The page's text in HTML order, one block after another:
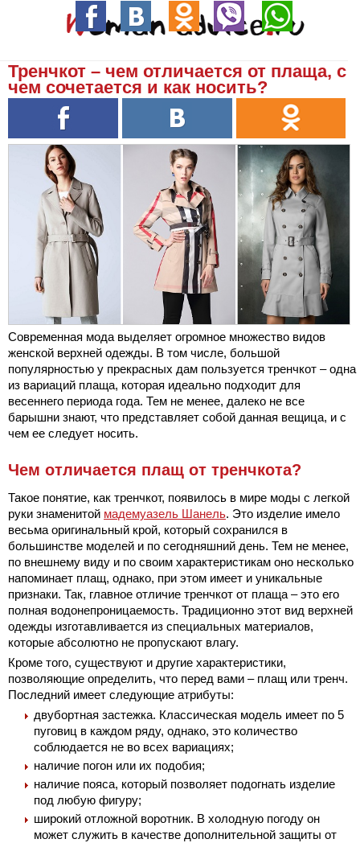
Тренчкот – чем отличается от плаща, с
чем сочетается и как носить?
Современная мода выделяет огромное множество видов
женской верхней одежды. В том числе, большой
популярностью у прекрасных дам пользуется тренчкот – одна
из вариаций плаща, которая идеально подходит для
весеннего периода года. Тем не менее, далеко не все
барышни знают, что представляет собой данная вещица, и с
чем ее следует носить.
Чем отличается плащ от тренчкота?
Такое понятие, как тренчкот, появилось в мире моды с легкой
руки знаменитой мадемуазель Шанель. Это изделие имело
весьма оригинальный крой, который сохранился в
большинстве моделей и по сегодняшний день. Тем не менее,
по внешнему виду и по своим характеристикам оно несколько
напоминает плащ, однако, при этом имеет и уникальные
признаки. Так, главное отличие тренчкот от плаща – это его
полная водонепроницаемость. Традиционно этот вид верхней
одежды изготавливается из специальных материалов,
которые абсолютно не пропускают влагу.
Кроме того, существуют и другие характеристики,
позволяющие определить, что перед вами – плащ или тренч.
Последний имеет следующие атрибуты:
двубортная застежка. Классическая модель имеет по 5
пуговиц в каждом ряду, однако, это количество
соблюдается не во всех вариациях;
наличие погон или их подобия;
наличие пояса, который позволяет подогнать изделие
под любую фигуру;
широкий отложной воротник. В холодную погоду он
может служить в качестве дополнительной защиты от